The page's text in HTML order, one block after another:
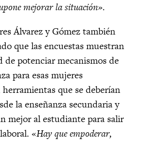
mejorar la situación».
Álvarez y Gómez también
que las encuestas muestran
de potenciar mecanismos de
para esas mujeres
que se deberían
la enseñanza secundaria y
mejor al estudiante para salir
«Hay que empoderar,